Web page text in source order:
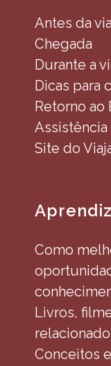
Antes da
Chegada
Durante a
Dicas para
Retorno ao
Assistência
Site do
Como
Livros,
Conceitos